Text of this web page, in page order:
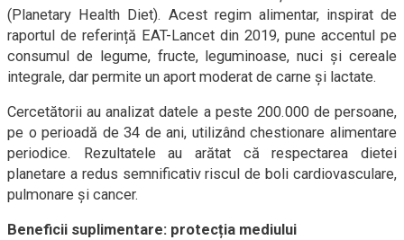
(Planetary Health Diet). Acest regim alimentar, inspirat de
raportul de referință EAT-Lancet din 2019, pune accentul pe
consumul de legume, fructe, leguminoase, nuci și cereale
integrale, dar permite un aport moderat de carne și lactate.
Cercetătorii au analizat datele a peste 200.000 de persoane,
pe o perioadă de 34 de ani, utilizând chestionare alimentare
periodice. Rezultatele au arătat că respectarea dietei
planetare a redus semnificativ riscul de boli cardiovasculare,
pulmonare și cancer.
Beneficii suplimentare: protecția mediului